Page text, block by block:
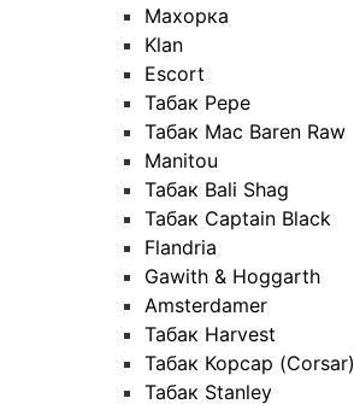
Махорка
Klan
Escort
Табак Pepe
Табак Mac Baren Raw
Manitou
Табак Bali Shag
Табак Captain Black
Flandria
Gawith & Hoggarth
Amsterdamer
Табак Harvest
Табак Корсар (Corsar)
Табак Stanley